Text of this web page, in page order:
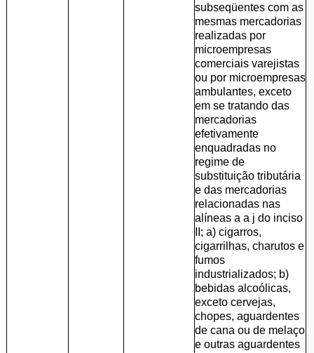
subseqüentes com as
mesmas mercadorias
realizadas por
microempresas
comerciais varejistas
ou por microempresas
ambulantes, exceto
em se tratando das
mercadorias
efetivamente
enquadradas no
regime de
substituição tributária
e das mercadorias
relacionadas nas
alíneas a a j do inciso
II; a) cigarros,
cigarrilhas, charutos e
fumos
industrializados; b)
bebidas alcoólicas,
exceto cervejas,
chopes, aguardentes
de cana ou de melaço
e outras aguardentes